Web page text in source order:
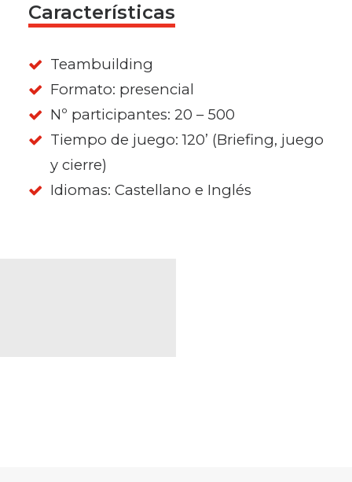
Características
Teambuilding
Formato: presencial
Nº participantes: 20 – 500
Tiempo de juego: 120’ (Briefing, juego
y cierre)
Idiomas: Castellano e Inglés